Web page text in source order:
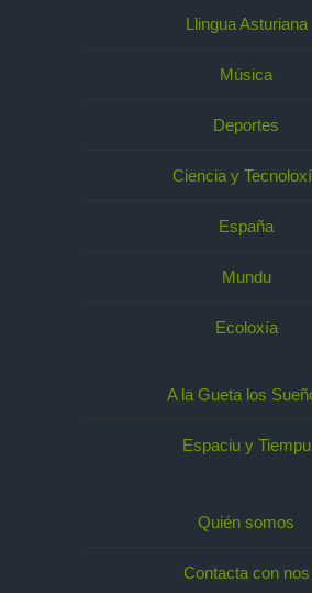
Llingua Asturiana
Música
Deportes
Ciencia y
España
Mundu
Ecoloxía
A la Gueta los
Espaciu y Tiempu
Quién somos
Contacta con nos